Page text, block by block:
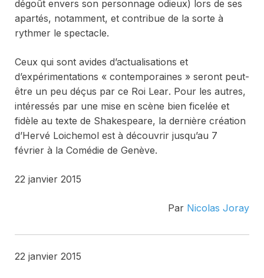
dégoût envers son personnage odieux) lors de ses
apartés, notamment, et contribue de la sorte à
rythmer le spectacle.
Ceux qui sont avides d’actualisations et
d’expérimentations « contemporaines » seront peut-
être un peu déçus par ce Roi Lear. Pour les autres,
intéressés par une mise en scène bien ficelée et
fidèle au texte de Shakespeare, la dernière création
d’Hervé Loichemol est à découvrir jusqu’au 7
février à la Comédie de Genève.
22 janvier 2015
Par Nicolas Joray
22 janvier 2015